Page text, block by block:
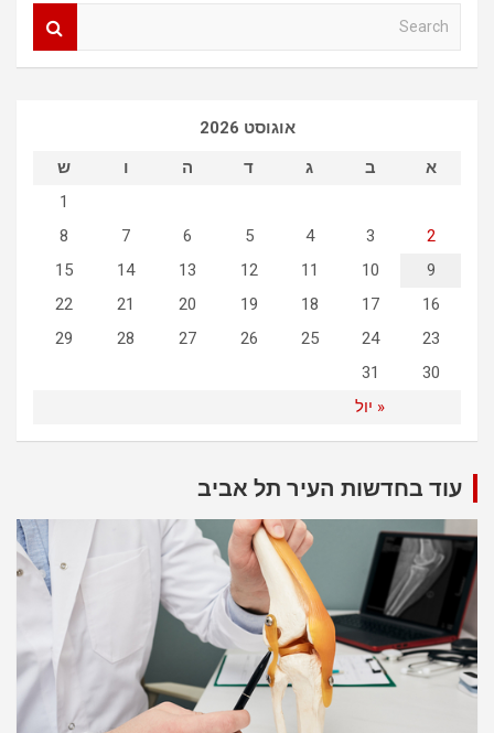
אוגוסט 2026
א
ב ג ד ה ו ש
« יול
1
2
3
4
5
6
7
8
9
10
11
12
13
14
15
16
17
18
19
20
21
22
23
24
25
26
27
28
29
30
31
עוד בחדשות העיר תל אביב